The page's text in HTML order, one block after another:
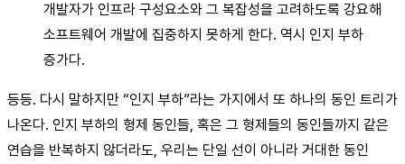
개발자가 인프라 구성요소와 그 복잡성을 고려하도록 강요해
소프트웨어 개발에 집중하지 못하게 한다. 역시 인지 부하
증가다.
등등. 다시 말하지만 “인지 부하”라는 가지에서 또 하나의 동인 트리가
나온다. 인지 부하의 형제 동인들, 혹은 그 형제들의 동인들까지 같은
연습을 반복하지 않더라도, 우리는 단일 선이 아니라 거대한 동인